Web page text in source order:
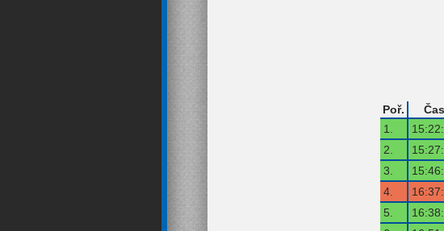
Poř. Čas
1.
2.
3.
4.
5.